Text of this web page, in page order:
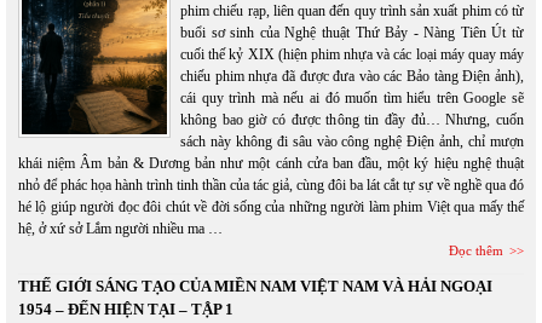
phim chiếu rạp, liên quan đến quy trình sản xuất phim có từ
buổi sơ sinh của Nghệ thuật Thứ Bảy - Nàng Tiên Út từ
cuối thế kỷ XIX (hiện phim nhựa và các loại máy quay máy
chiếu phim nhựa đã được đưa vào các Bảo tàng Điện ảnh),
cái quy trình mà nếu ai đó muốn tìm hiểu trên Google sẽ
không bao giờ có được thông tin đầy đủ… Nhưng, cuốn
sách này không đi sâu vào công nghệ Điện ảnh, chỉ mượn
khái niệm Âm bản & Dương bản như một cánh cửa ban đầu, một ký hiệu nghệ thuật
nhỏ để phác họa hành trình tinh thần của tác giả, cùng đôi ba lát cắt tự sự về nghề qua đó
hé lộ giúp người đọc đôi chút về đời sống của những người làm phim Việt qua mấy thế
hệ, ở xứ sở Lắm người nhiều ma …
Đọc thêm
THẾ GIỚI SÁNG TẠO CỦA MIỀN NAM VIỆT NAM VÀ HẢI NGOẠI
1954 – ĐẾN HIỆN TẠI – TẬP 1